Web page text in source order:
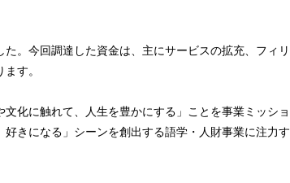
。今回調達した資金は、主にサービスの拡充、フィリ
す。
化に触れて、人生を豊かにする」ことを事業ミッショ
きになる」シーンを創出する語学・人財事業に注力す